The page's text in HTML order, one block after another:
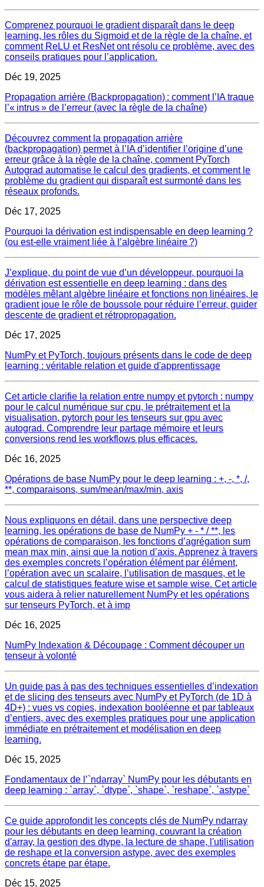
Comprenez pourquoi le gradient disparaît dans le deep
learning, les rôles du Sigmoid et de la règle de la chaîne, et
comment ReLU et ResNet ont résolu ce problème, avec des
conseils pratiques pour l’application.
Déc 19, 2025
Propagation arrière (Backpropagation) : comment l’IA traque
l’« intrus » de l’erreur (avec la règle de la chaîne)
Découvrez comment la propagation arrière
(backpropagation) permet à l’IA d’identifier l’origine d’une
erreur grâce à la règle de la chaîne, comment PyTorch
Autograd automatise le calcul des gradients, et comment le
problème du gradient qui disparaît est surmonté dans les
réseaux profonds.
Déc 17, 2025
Pourquoi la dérivation est indispensable en deep learning ?
(ou est‑elle vraiment liée à l’algèbre linéaire ?)
J’explique, du point de vue d’un développeur, pourquoi la
dérivation est essentielle en deep learning : dans des
modèles mêlant algèbre linéaire et fonctions non linéaires, le
gradient joue le rôle de boussole pour réduire l’erreur, guider
descente de gradient et rétropropagation.
Déc 17, 2025
NumPy et PyTorch, toujours présents dans le code de deep
learning : véritable relation et guide d'apprentissage
Cet article clarifie la relation entre numpy et pytorch : numpy
pour le calcul numérique sur cpu, le prétraitement et la
visualisation, pytorch pour les tenseurs sur gpu avec
autograd. Comprendre leur partage mémoire et leurs
conversions rend les workflows plus efficaces.
Déc 16, 2025
Opérations de base NumPy pour le deep learning : +, -, *, /,
**, comparaisons, sum/mean/max/min, axis
Nous expliquons en détail, dans une perspective deep
learning, les opérations de base de NumPy + - * / **, les
opérations de comparaison, les fonctions d’agrégation sum
mean max min, ainsi que la notion d’axis. Apprenez à travers
des exemples concrets l’opération élément par élément,
l’opération avec un scalaire, l’utilisation de masques, et le
calcul de statistiques feature wise et sample wise. Cet article
vous aidera à relier naturellement NumPy et les opérations
sur tenseurs PyTorch, et à imp
Déc 16, 2025
NumPy Indexation & Découpage : Comment découper un
tenseur à volonté
Un guide pas à pas des techniques essentielles d’indexation
et de slicing des tenseurs avec NumPy et PyTorch (de 1D à
4D+) : vues vs copies, indexation booléenne et par tableaux
d’entiers, avec des exemples pratiques pour une application
immédiate en prétraitement et modélisation en deep
learning.
Déc 15, 2025
Fondamentaux de l’`ndarray` NumPy pour les débutants en
deep learning : `array`, `dtype`, `shape`, `reshape`, `astype`
Ce guide approfondit les concepts clés de NumPy ndarray
pour les débutants en deep learning, couvrant la création
d'array, la gestion des dtype, la lecture de shape, l'utilisation
de reshape et la conversion astype, avec des exemples
concrets étape par étape.
Déc 15, 2025